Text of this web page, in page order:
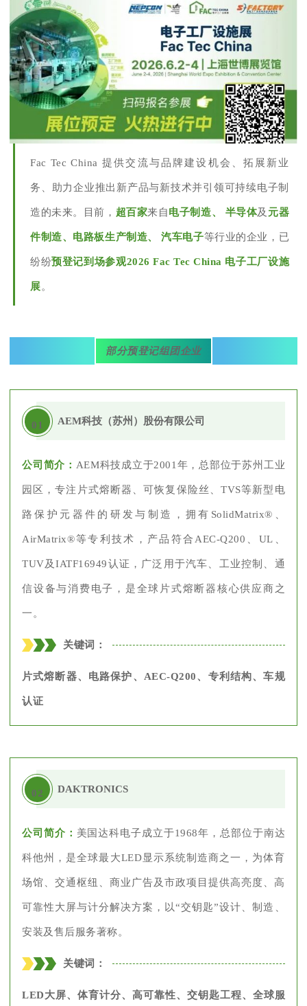
Fac Tec China 提供交流与品牌建设机会、拓展新业
务、助力企业推出新产品与新技术并引领可持续电子制
造的未来。目前， 超百家来自电子制造、 半导体及 元器
件制造、电路板生产制造、 汽车电子等行业的企业，已
纷纷预登记到场参观2026 Fac Tec China 电子工厂设施
展。
部分预登记组团企业
01 AEM科技（苏州）股份有限公司
公司简介： AEM科技成立于2001年，总部位于苏州工业
园区，专注片式熔断器、可恢复保险丝、TVS等新型电
路保护元器件的研发与制造，拥有SolidMatrix®、
AirMatrix®等专利技术，产品符合AEC-Q200、UL、
TUV及IATF16949认证，广泛用于汽车、工业控制、通
信设备与消费电子，是全球片式熔断器核心供应商之
一。
关键词：
片式熔断器、电路保护、AEC-Q200、专利结构、车规
认证
02 DAKTRONICS
公司简介： 美国达科电子成立于1968年，总部位于南达
科他州，是全球最大LED显示系统制造商之一，为体育
场馆、交通枢纽、商业广告及市政项目提供高亮度、高
可靠性大屏与计分解决方案，以“交钥匙”设计、制造、
安装及售后服务著称。
关键词：
LED大屏、体育计分、高可靠性、交钥匙工程、全球服